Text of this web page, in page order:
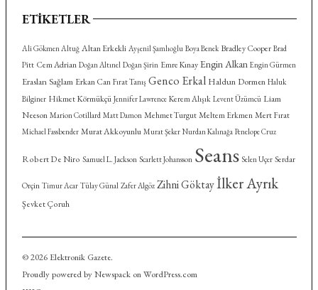
ETIKETLER
Ali Gökmen Altuğ Altan Erkekli Ayşenil Şamlıoğlu Boya Benek Bradley Cooper Brad
Pitt Cem Adrian Doğan Altınel Doğan Şirin Emre Kınay Engin Alkan Engin Gürmen
Eraslan Sağlam Erkan Can Fırat Tanış Genco Erkal Haldun Dormen Haluk
Bilginer Hikmet Körmükçü Jennifer Lawrence Kerem Alışık Levent Üzümcü Liam
Neeson Marion Cotillard Matt Damon Mehmet Turgut Meltem Erkmen Mert Fırat
Michael Fassbender Murat Akkoyunlu Murat Şeker Nurdan Kalınağa Penelope Cruz
Robert De Niro Samuel L. Jackson Scarlett Johansson Seans Selen Uçer Serdar
Orçin Timur Acar Tülay Günal Zafer Algöz Zihni Göktayİlker Ayrık
Şevket Çoruh
© 2026 Elektronik Gazete.
Proudly powered by Newspack on WordPress.com